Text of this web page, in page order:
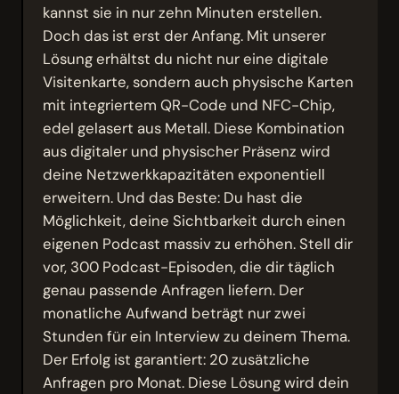
kannst sie in nur zehn Minuten erstellen.
Doch das ist erst der Anfang. Mit unserer
Lösung erhältst du nicht nur eine digitale
Visitenkarte, sondern auch physische Karten
mit integriertem QR-Code und NFC-Chip,
edel gelasert aus Metall. Diese Kombination
aus digitaler und physischer Präsenz wird
deine Netzwerkkapazitäten exponentiell
erweitern. Und das Beste: Du hast die
Möglichkeit, deine Sichtbarkeit durch einen
eigenen Podcast massiv zu erhöhen. Stell dir
vor, 300 Podcast-Episoden, die dir täglich
genau passende Anfragen liefern. Der
monatliche Aufwand beträgt nur zwei
Stunden für ein Interview zu deinem Thema.
Der Erfolg ist garantiert: 20 zusätzliche
Anfragen pro Monat. Diese Lösung wird dein